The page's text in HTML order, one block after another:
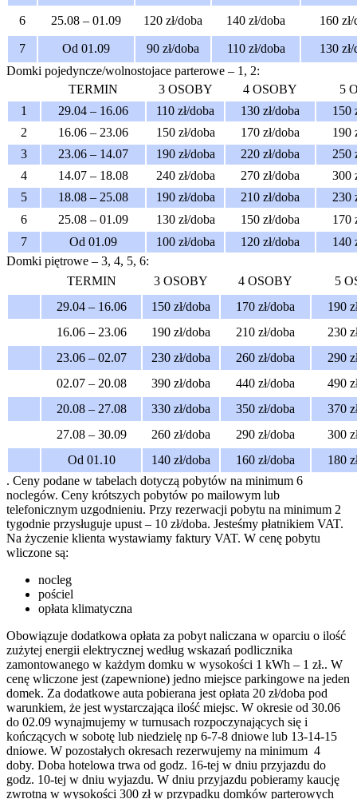
6 25.08 – 01.09 120 zł/doba 140 zł/doba 160
7 Od 01.09 90 zł/doba 110 zł/doba
130
Domki pojedyncze/wolnostojace parterowe – 1, 2:
TERMIN
3 OSOBY 4 OSOBY
5
1
29.04 – 16.06 110 zł/doba 130 zł/doba
150
2
16.06 – 23.06 150 zł/doba 170 zł/doba
190
3
23.06 – 14.07 190 zł/doba 220 zł/doba
250
4
14.07 – 18.08 240 zł/doba 270 zł/doba
300
5
18.08 – 25.08 190 zł/doba 210 zł/doba
230
6
25.08 – 01.09 130 zł/doba 150 zł/doba
170
7
Od 01.09 100 zł/doba 120 zł/doba
140
Domki piętrowe – 3, 4, 5, 6:
TERMIN
3 OSOBY 4 OSOBY
5
29.04 – 16.06
150 zł/doba 170 zł/doba
190
16.06 – 23.06
190 zł/doba 210 zł/doba
230
23.06 – 02.07
230 zł/doba 260 zł/doba
290
02.07 – 20.08
390 zł/doba 440 zł/doba
490
20.08 – 27.08
330 zł/doba 350 zł/doba
370
27.08 – 30.09
260 zł/doba 290 zł/doba
300
Od 01.10
140 zł/doba 160 zł/doba
180
. Ceny podane w tabelach dotyczą pobytów na minimum 6
noclegów. Ceny krótszych pobytów po mailowym lub
telefonicznym uzgodnieniu. Przy rezerwacji pobytu na minimum 2
tygodnie przysługuje upust – 10 zł/doba. Jesteśmy płatnikiem VAT.
Na życzenie klienta wystawiamy faktury VAT. W cenę pobytu
wliczone są:
nocleg
pościel
opłata klimatyczna
Obowiązuje dodatkowa opłata za pobyt naliczana w oparciu o ilość
zużytej energii elektrycznej według wskazań podlicznika
zamontowanego w każdym domku w wysokości 1 kWh – 1 zł.. W
cenę wliczone jest (zapewnione) jedno miejsce parkingowe na jeden
domek. Za dodatkowe auta pobierana jest opłata 20 zł/doba pod
warunkiem, że jest wystarczająca ilość miejsc. W okresie od 30.06
do 02.09 wynajmujemy w turnusach rozpoczynających się i
kończących w sobotę lub niedzielę np 6-7-8 dniowe lub 13-14-15
dniowe. W pozostałych okresach rezerwujemy na minimum 4
doby. Doba hotelowa trwa od godz. 16-tej w dniu przyjazdu do
godz. 10-tej w dniu wyjazdu. W dniu przyjazdu pobieramy kaucję
zwrotną w wysokości 300 zł w przypadku domków parterowych